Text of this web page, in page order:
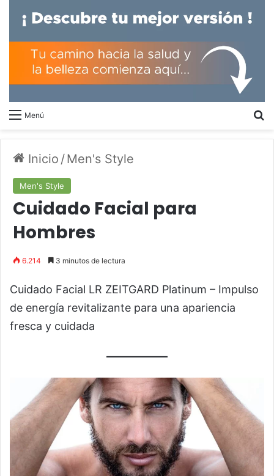
Menú
Inicio /Men's Style
Men's Style
Cuidado Facial para
Hombres
6.214 3 minutos de lectura
Cuidado Facial LR ZEITGARD Platinum – Impulso
de energía revitalizante para una apariencia
fresca y cuidada